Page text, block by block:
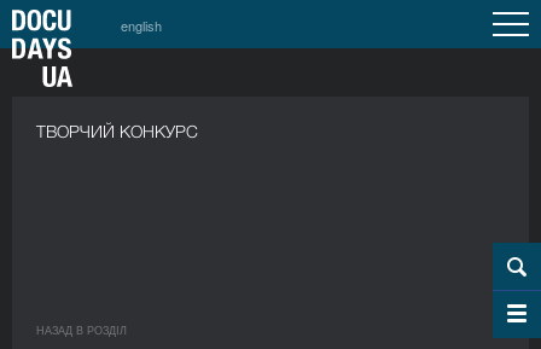
english
ТВОРЧИЙ КОНКУРС
НАЗАД В РОЗДIЛ